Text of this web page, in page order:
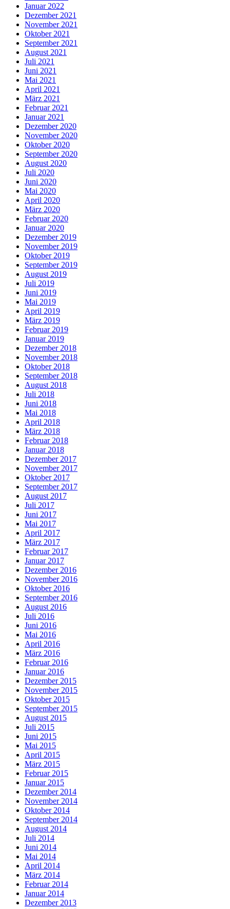
Januar 2022
Dezember 2021
November 2021
Oktober 2021
September 2021
August 2021
Juli 2021
Juni 2021
Mai 2021
April 2021
März 2021
Februar 2021
Januar 2021
Dezember 2020
November 2020
Oktober 2020
September 2020
August 2020
Juli 2020
Juni 2020
Mai 2020
April 2020
März 2020
Februar 2020
Januar 2020
Dezember 2019
November 2019
Oktober 2019
September 2019
August 2019
Juli 2019
Juni 2019
Mai 2019
April 2019
März 2019
Februar 2019
Januar 2019
Dezember 2018
November 2018
Oktober 2018
September 2018
August 2018
Juli 2018
Juni 2018
Mai 2018
April 2018
März 2018
Februar 2018
Januar 2018
Dezember 2017
November 2017
Oktober 2017
September 2017
August 2017
Juli 2017
Juni 2017
Mai 2017
April 2017
März 2017
Februar 2017
Januar 2017
Dezember 2016
November 2016
Oktober 2016
September 2016
August 2016
Juli 2016
Juni 2016
Mai 2016
April 2016
März 2016
Februar 2016
Januar 2016
Dezember 2015
November 2015
Oktober 2015
September 2015
August 2015
Juli 2015
Juni 2015
Mai 2015
April 2015
März 2015
Februar 2015
Januar 2015
Dezember 2014
November 2014
Oktober 2014
September 2014
August 2014
Juli 2014
Juni 2014
Mai 2014
April 2014
März 2014
Februar 2014
Januar 2014
Dezember 2013